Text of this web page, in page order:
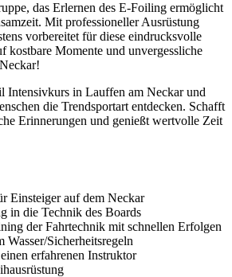
das Erlernen des E-Foiling ermöglicht
Mit professioneller Ausrüstung
vorbereitet für diese eindrucksvolle
kostbare Momente und unvergessliche
Intensivkurs in Lauffen am Neckar und
die Trendsportart entdecken. Schafft
Erinnerungen und genießt wertvolle Zeit
Einsteiger auf dem Neckar
in die Technik des Boards
der Fahrtechnik mit schnellen Erfolgen
Wasser/Sicherheitsregeln
erfahrenen Instruktor